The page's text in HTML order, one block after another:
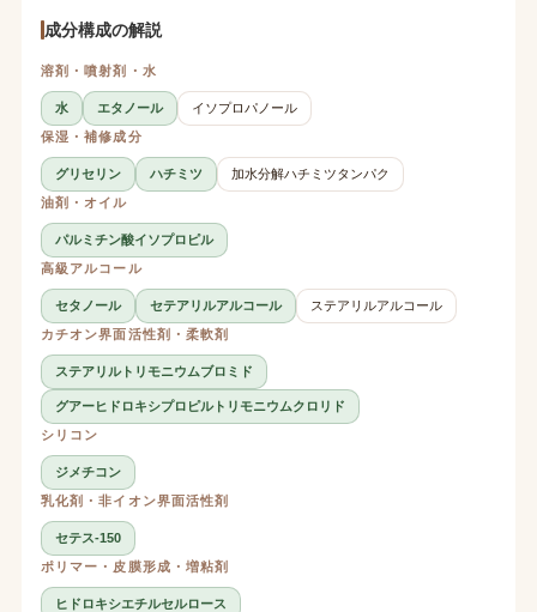
成分構成の解説
溶剤・噴射剤・水
水 エタノール
イソプロパノール
保湿・補修成分
グリセリン ハチミツ
加水分解ハチミツタンパク
油剤・オイル
パルミチン酸イソプロピル
高級アルコール
セタノール セテアリルアルコール
ステアリルアルコール
カチオン界面活性剤・柔軟剤
ステアリルトリモニウムブロミド
グアーヒドロキシプロピルトリモニウムクロリド
シリコン
ジメチコン
乳化剤・非イオン界面活性剤
セテス-150
ポリマー・皮膜形成・増粘剤
ヒドロキシエチルセルロース